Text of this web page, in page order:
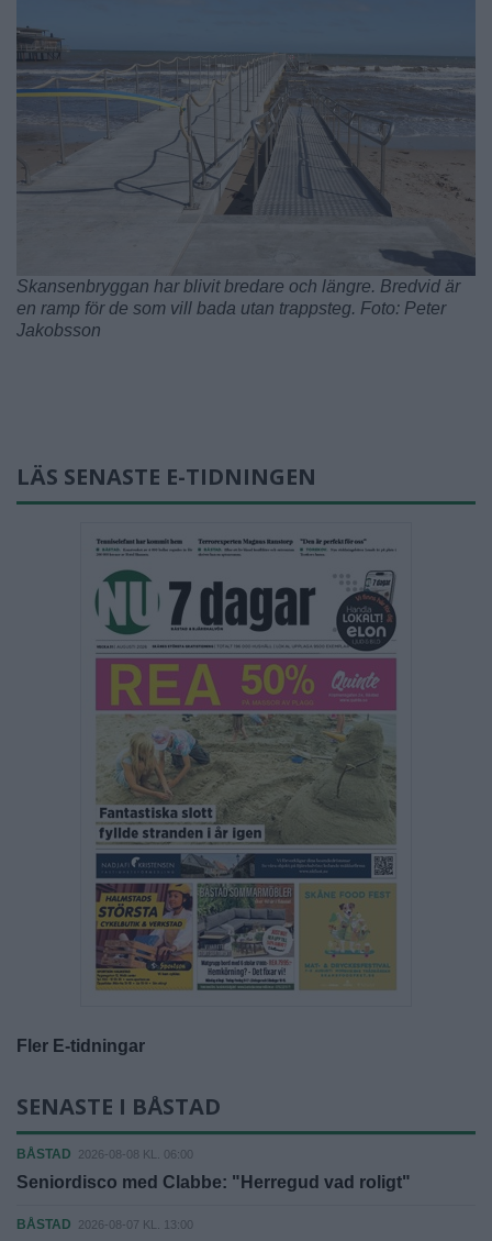
Skansenbryggan har blivit bredare och längre. Bredvid är
en ramp för de som vill bada utan trappsteg. Foto: Peter
Jakobsson
LÄS SENASTE E-TIDNINGEN
Fler E-tidningar
SENASTE I BÅSTAD
BÅSTAD 2026-08-08 KL. 06:00
Seniordisco med Clabbe: "Herregud vad roligt"
BÅSTAD 2026-08-07 KL. 13:00